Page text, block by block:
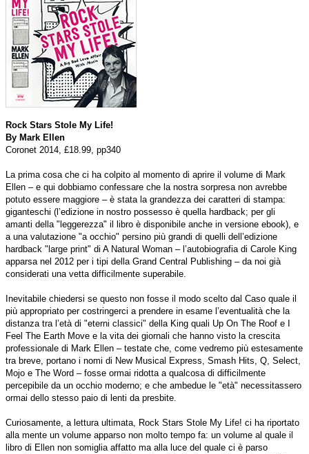
Rock Stars Stole My Life!
By Mark Ellen
Coronet 2014, £18.99, pp340
La prima cosa che ci ha colpito al momento di aprire il volume di Mark
Ellen – e qui dobbiamo confessare che la nostra sorpresa non avrebbe
potuto essere maggiore – è stata la grandezza dei caratteri di stampa:
giganteschi (l’edizione in nostro possesso è quella hardback; per gli
amanti della "leggerezza" il libro è disponibile anche in versione ebook), e
a una valutazione "a occhio" persino più grandi di quelli dell’edizione
hardback "large print" di A Natural Woman – l’autobiografia di Carole King
apparsa nel 2012 per i tipi della Grand Central Publishing – da noi già
considerati una vetta difficilmente superabile.
Inevitabile chiedersi se questo non fosse il modo scelto dal Caso quale il
più appropriato per costringerci a prendere in esame l’eventualità che la
distanza tra l’età di "eterni classici" della King quali Up On The Roof e I
Feel The Earth Move e la vita dei giornali che hanno visto la crescita
professionale di Mark Ellen – testate che, come vedremo più estesamente
tra breve, portano i nomi di New Musical Express, Smash Hits, Q, Select,
Mojo e The Word – fosse ormai ridotta a qualcosa di difficilmente
percepibile da un occhio moderno; e che ambedue le "età" necessitassero
ormai dello stesso paio di lenti da presbite.
Curiosamente, a lettura ultimata, Rock Stars Stole My Life! ci ha riportato
alla mente un volume apparso non molto tempo fa: un volume al quale il
libro di Ellen non somiglia affatto ma alla luce del quale ci è parso